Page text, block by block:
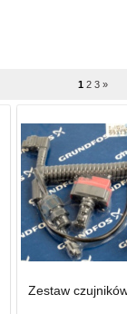
1 2 3 »
Zestaw